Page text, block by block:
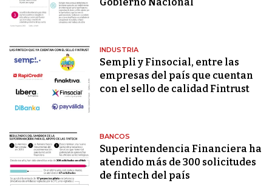
INDUSTRIA
Sempli y Finsocial, entre las
empresas del país que cuentan
con el sello de calidad Fintrust
BANCOS
Superintendencia Financiera ha
atendido más de 300 solicitudes
de fintech del país